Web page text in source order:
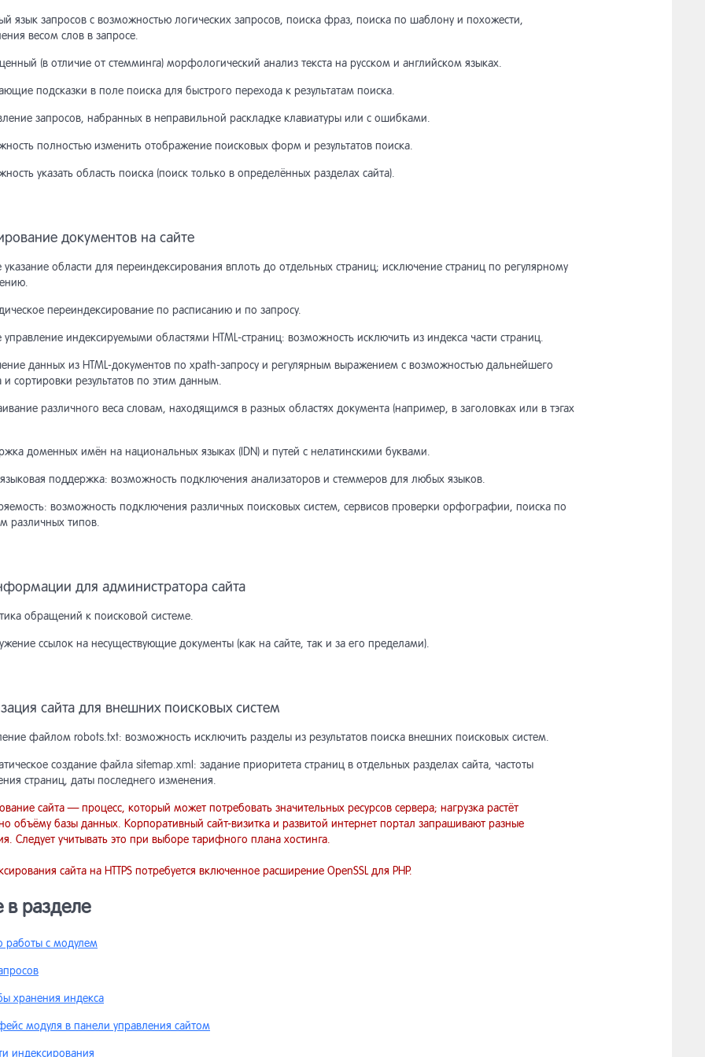
к ширине
блока
и трансформация
объектов в списке
HTML-страниц
поиска на сайте
по расписанию,
индексирования в
режиме
сайта
форма поиска
списка подсказок
архитектуры модуля
типов
текста
запросов
других поисковых
проблем с поиском
API
пользователя
на объект
«Список подписок»
модуля
рассылок
с модулем «Форум»
пароля
списка
на сайте
на сайте
через rutoken
счет
API
доставки
оплаты
шаблонов писем
товаров
товаров
товаров
данными (Netcat 5.9 и
товаров в маркетплейсы
в Яндекс.Маркет в
API
Переход c версии 5.2 на
шаблонов писем
в «Интернет-магазин»
счета, доплата
SmartCaptcha
аудита
модуля
Memcached
из старых версий
модуля
полей
отправок
новой CRM
язык запросов с возможностью логических запросов, поиска фраз, поиска по шаблону и похожести,
весом слов в запросе.
(в отличие от стемминга) морфологический анализ текста на русском и английском языках.
подсказки в поле поиска для быстрого перехода к результатам поиска.
запросов, набранных в неправильной раскладке клавиатуры или с ошибками.
полностью изменить отображение поисковых форм и результатов поиска.
указать область поиска (поиск только в определённых разделах сайта).
документов на сайте
указание области для переиндексирования вплоть до отдельных страниц; исключение страниц по регулярному
переиндексирование по расписанию и по запросу.
управление индексируемыми областями HTML-страниц: возможность исключить из индекса части страниц.
данных из HTML-документов по xpath-запросу и регулярным выражением с возможностью дальнейшего
и сортировки результатов по этим данным.
различного веса словам, находящимся в разных областях документа (например, в заголовках или в тэгах
доменных имён на национальных языках (IDN) и путей с нелатинскими буквами.
поддержка: возможность подключения анализаторов и стеммеров для любых языков.
возможность подключения различных поисковых систем, сервисов проверки орфографии, поиска по
различных типов.
для администратора сайта
обращений к поисковой системе.
ссылок на несуществующие документы (как на сайте, так и за его пределами).
сайта для внешних поисковых систем
файлом robots.txt: возможность исключить разделы из результатов поиска внешних поисковых систем.
создание файла sitemap.xml: задание приоритета страниц в отдельных разделах сайта, частоты
страниц, даты последнего изменения.
сайта — процесс, который может потребовать значительных ресурсов сервера; нагрузка растёт
объёму базы данных. Корпоративный сайт-визитка и развитой интернет портал запрашивают разные
Следует учитывать это при выборе тарифного плана хостинга.
сайта на HTTPS потребуется включенное расширение OpenSSL для PHP.
в разделе
работы с модулем
хранения индекса
модуля в панели управления сайтом
индексирования